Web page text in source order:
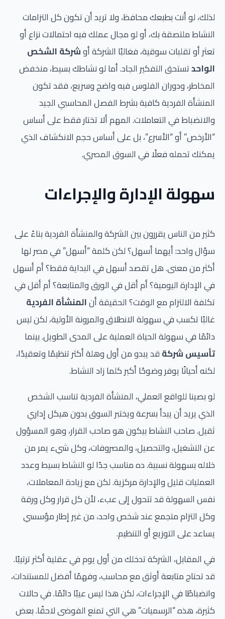
لذلك، لو أنت بطبعك محافظ، ولا تريد أن تكون كل التزامات
النشاط ملتصقة بك، أو لو مجال عملك فيه احتمالات نزاع أو
تعثر أو تقلبات سوقية، فغالبًا الشركة أوشركة الشخص
الواحدتستحق التفكير الجاد. أما لو نشاطك بسيط، منخفض
المخاطر، ودوران الفلوس فيه واضح وسريع، فقد تكون
المنشأة الفردية كافية بشرط الفصل المحاسبي الجيد
والانضباط في التعاملات. المهم ألا تختار فقط على أساس
“الأرخص” أو “الأسرع”، بل على أساس حجم الانكشاف الذي
يمكنك تحمله فعلًا في السوق المصري.
سهولة الإدارة والإجراءات
كثير من الناس يقررون بين الشركة والمنشأة الفردية بناءً على
سؤال واحد: أيهما أسهل؟ لكن كلمة “أسهل” في مصر لها
أكثر من معنى. هل تقصد أسهل في البداية فقط؟ أم أسهل
في الإدارة اليومية؟ أم أقل في الورق والمتابعة؟ أم أقل في
تكلفة الالتزام مع الوقت؟ الحقيقة أنالمنشأة الفردية
غالبًا تكسب في سهولة الانطلاق والمرونة الأولية، لكن ليس
دائمًا في سهولة الحياة العملية على المدى الطويل. بينما
تأسيس شركةقد يبدو من أول وهلة أكثر تنظيمًا وتعقيدًا،
لكنه أحيانًا يوفر وضوحًا أكبر كلما زاد النشاط.
لو بصينا للواقع العملي، المنشأة الفردية تناسب الشخص
الذي يريد أن يبدأ بسرعة ويختبر السوق بدون هيكل إداري
ثقيل. صاحب النشاط بيكون هو صاحب القرار، وهو المسؤول
عن التشغيل، والتحصيل، والمصروفات، وكل شيء يمر من
خلاله بسهولة نسبية. ده مناسب جدًا لو النشاط بسيط وعدد
العمليات قليل والإدارة مركزية. لكن مع زيادة المعاملات،
نفس السهولة قد تتحول إلى عبء، لأن كل قرار وكل ورقة
وكل التزام متجمع عند شخص واحد، من غير إطار مؤسسي
يساعد على التوزيع أو التنظيم.
في المقابل، الشركة تدخلك من أول يوم في عقلية أكثر ترتيبًا.
قد تحتاج متابعة أوثق مع محاسب، وفهمًا أفضل للمستندات،
وانضباطًا في الإجراءات، لكن هذا ليس عيبًا دائمًا. في حالات
كثيرة، هذه “الرسميات” هي التي تمنع الفوضى لاحقًا. بعض